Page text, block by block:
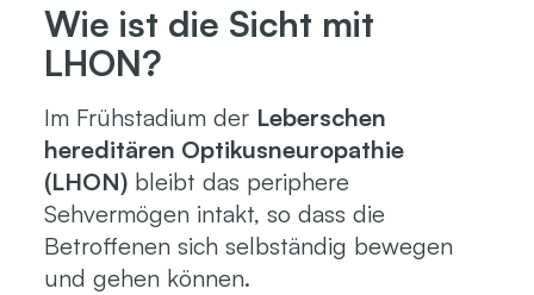
Wie ist die Sicht mit
LHON?
Im Frühstadium der Leberschen
hereditären Optikusneuropathie
(LHON)bleibt das periphere
Sehvermögen intakt, so dass die
Betroffenen sich selbständig bewegen
und gehen können.